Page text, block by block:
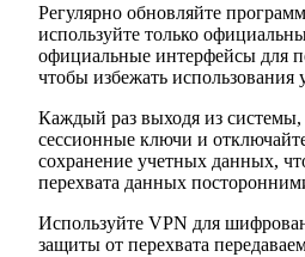
Регулярно обновляйте
используйте только
официальные интерфейсы для
чтобы избежать использования
Каждый раз выходя из системы,
сессионные ключи и
сохранение учетных данных,
перехвата данных
Используйте VPN для
защиты от перехвата